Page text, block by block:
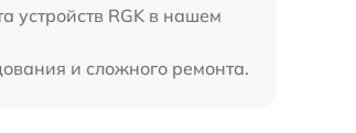
устройств RGK в нашем
и сложного ремонта.